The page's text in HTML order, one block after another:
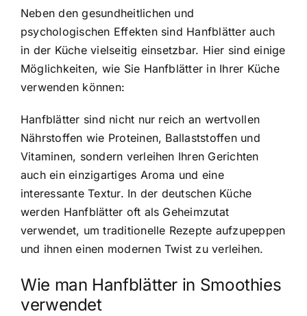
Neben den gesundheitlichen und
psychologischen Effekten sind Hanfblätter auch
in der Küche vielseitig einsetzbar. Hier sind einige
Möglichkeiten, wie Sie Hanfblätter in Ihrer Küche
verwenden können:
Hanfblätter sind nicht nur reich an wertvollen
Nährstoffen wie Proteinen, Ballaststoffen und
Vitaminen, sondern verleihen Ihren Gerichten
auch ein einzigartiges Aroma und eine
interessante Textur. In der deutschen Küche
werden Hanfblätter oft als Geheimzutat
verwendet, um traditionelle Rezepte aufzupeppen
und ihnen einen modernen Twist zu verleihen.
Wie man Hanfblätter in Smoothies
verwendet